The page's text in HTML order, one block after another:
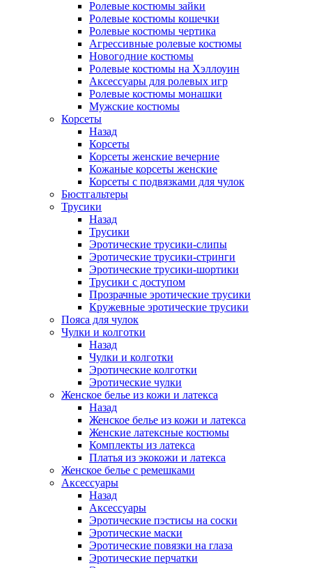
Ролевые костюмы зайки
Ролевые костюмы кошечки
Ролевые костюмы чертика
Агрессивные ролевые костюмы
Новогодние костюмы
Ролевые костюмы на Хэллоуин
Аксессуары для ролевых игр
Ролевые костюмы монашки
Мужские костюмы
Корсеты
Назад
Корсеты
Корсеты женские вечерние
Кожаные корсеты женские
Корсеты с подвязками для чулок
Бюстгальтеры
Трусики
Назад
Трусики
Эротические трусики-слипы
Эротические трусики-стринги
Эротические трусики-шортики
Трусики с доступом
Прозрачные эротические трусики
Кружевные эротические трусики
Пояса для чулок
Чулки и колготки
Назад
Чулки и колготки
Эротические колготки
Эротические чулки
Женское белье из кожи и латекса
Назад
Женское белье из кожи и латекса
Женские латексные костюмы
Комплекты из латекса
Платья из экокожи и латекса
Женское белье с ремешками
Аксессуары
Назад
Аксессуары
Эротические пэстисы на соски
Эротические маски
Эротические повязки на глаза
Эротические перчатки